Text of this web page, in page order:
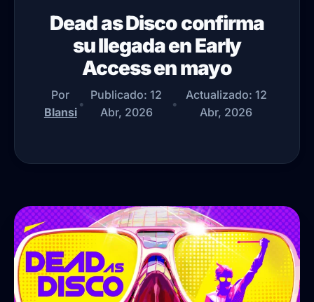
Dead as Disco confirma
su llegada en Early
Access en mayo
Por
Blansi
•
Publicado:12
Abr, 2026
•
Actualizado: 12
Abr, 2026